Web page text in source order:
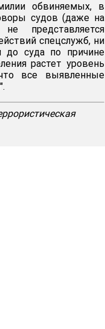
обвиняемых, в
судов (даже на
представляется
спецслужб, ни
до суда по причине
растет уровень
все выявленные